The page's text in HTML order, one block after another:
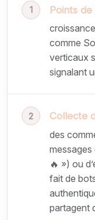
Points
comme
verticaux
signalant
Collecte
des
messages
🔥 ») ou
fait de
partagent